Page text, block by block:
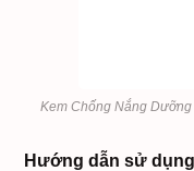
Kem Chống Nắng
Hướng dẫn sử dụng